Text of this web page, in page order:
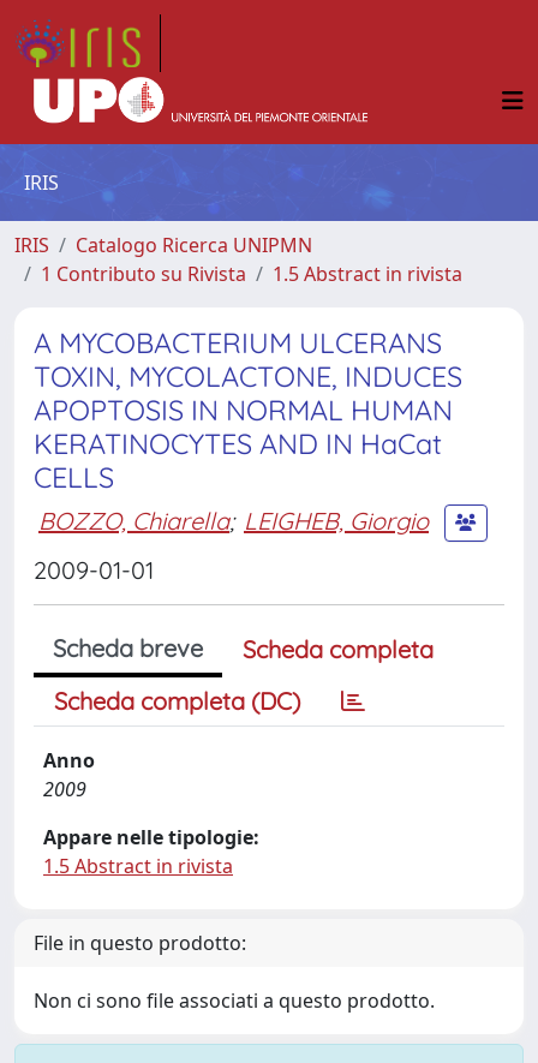
IRIS
IRIS
Catalogo Ricerca UNIPMN
1 Contributo su Rivista
1.5 Abstract in rivista
A MYCOBACTERIUM ULCERANS
TOXIN, MYCOLACTONE, INDUCES
APOPTOSIS IN NORMAL HUMAN
KERATINOCYTES AND IN HaCat
CELLS
BOZZO, Chiarella; LEIGHEB, Giorgio
2009-01-01
Scheda breve
Scheda completa
Scheda completa (DC)
Anno
2009
Appare nelle tipologie:
1.5 Abstract in rivista
File in questo prodotto:
Non ci sono file associati a questo prodotto.